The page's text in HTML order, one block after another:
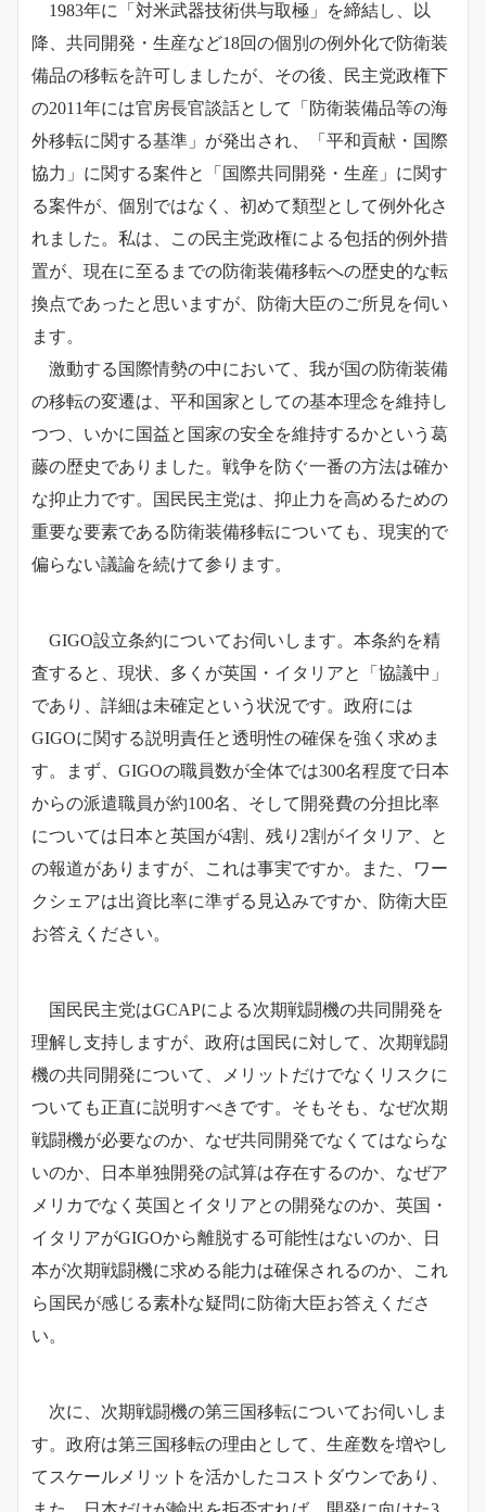
1983年に「対米武器技術供与取極」を締結し、以
降、共同開発・生産など18回の個別の例外化で防衛装
備品の移転を許可しましたが、その後、民主党政権下
の2011年には官房長官談話として「防衛装備品等の海
外移転に関する基準」が発出され、「平和貢献・国際
協力」に関する案件と「国際共同開発・生産」に関す
る案件が、個別ではなく、初めて類型として例外化さ
れました。私は、この民主党政権による包括的例外措
置が、現在に至るまでの防衛装備移転への歴史的な転
換点であったと思いますが、防衛大臣のご所見を伺い
ます。
激動する国際情勢の中において、我が国の防衛装備
の移転の変遷は、平和国家としての基本理念を維持し
つつ、いかに国益と国家の安全を維持するかという葛
藤の歴史でありました。戦争を防ぐ一番の方法は確か
な抑止力です。国民民主党は、抑止力を高めるための
重要な要素である防衛装備移転についても、現実的で
偏らない議論を続けて参ります。
GIGO設立条約についてお伺いします。本条約を精
査すると、現状、多くが英国・イタリアと「協議中」
であり、詳細は未確定という状況です。政府には
GIGOに関する説明責任と透明性の確保を強く求めま
す。まず、GIGOの職員数が全体では300名程度で日本
からの派遣職員が約100名、そして開発費の分担比率
については日本と英国が4割、残り2割がイタリア、と
の報道がありますが、これは事実ですか。また、ワー
クシェアは出資比率に準ずる見込みですか、防衛大臣
お答えください。
国民民主党はGCAPによる次期戦闘機の共同開発を
理解し支持しますが、政府は国民に対して、次期戦闘
機の共同開発について、メリットだけでなくリスクに
ついても正直に説明すべきです。そもそも、なぜ次期
戦闘機が必要なのか、なぜ共同開発でなくてはならな
いのか、日本単独開発の試算は存在するのか、なぜア
メリカでなく英国とイタリアとの開発なのか、英国・
イタリアがGIGOから離脱する可能性はないのか、日
本が次期戦闘機に求める能力は確保されるのか、これ
ら国民が感じる素朴な疑問に防衛大臣お答えくださ
い。
次に、次期戦闘機の第三国移転についてお伺いしま
す。政府は第三国移転の理由として、生産数を増やし
てスケールメリットを活かしたコストダウンであり、